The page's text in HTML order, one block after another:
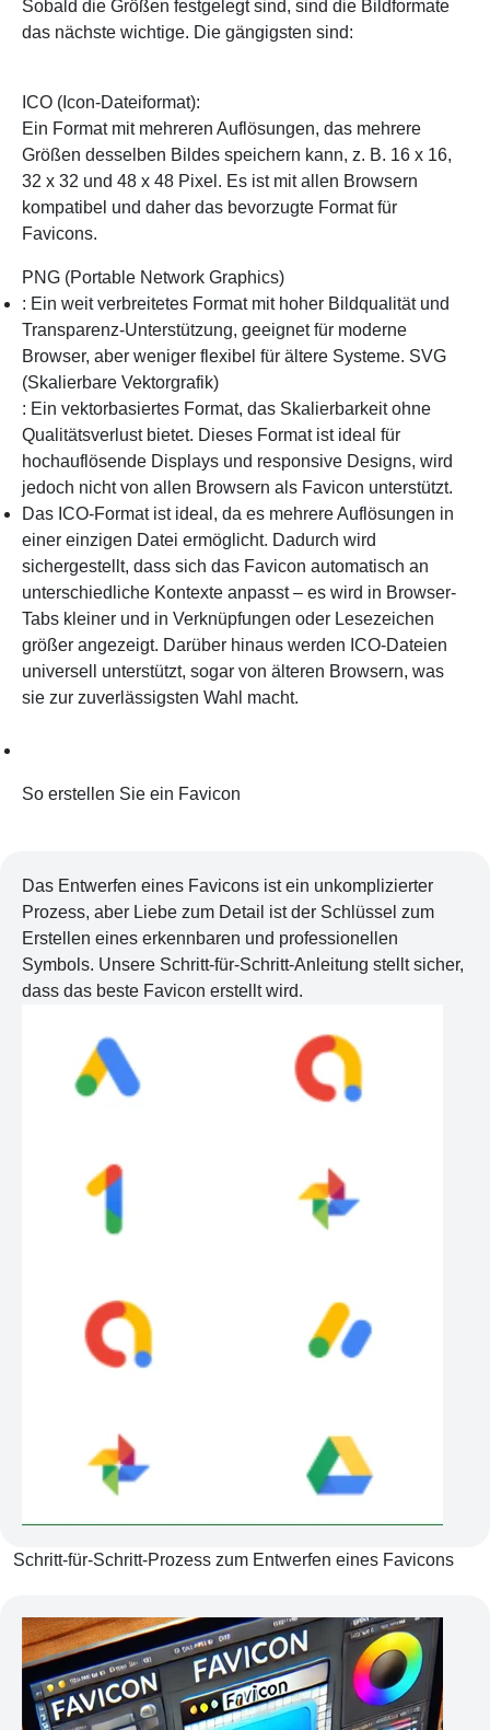
Sobald die Größen festgelegt sind, sind die Bildformate
das nächste wichtige. Die gängigsten sind:
ICO (Icon-Dateiformat):
Ein Format mit mehreren Auflösungen, das mehrere
Größen desselben Bildes speichern kann, z. B. 16 x 16,
32 x 32 und 48 x 48 Pixel. Es ist mit allen Browsern
kompatibel und daher das bevorzugte Format für
Favicons.
PNG (Portable Network Graphics)
: Ein weit verbreitetes Format mit hoher Bildqualität und
Transparenz-Unterstützung, geeignet für moderne
Browser, aber weniger flexibel für ältere Systeme. SVG
(Skalierbare Vektorgrafik)
: Ein vektorbasiertes Format, das Skalierbarkeit ohne
Qualitätsverlust bietet. Dieses Format ist ideal für
hochauflösende Displays und responsive Designs, wird
jedoch nicht von allen Browsern als Favicon unterstützt.
Das ICO-Format ist ideal, da es mehrere Auflösungen in
einer einzigen Datei ermöglicht. Dadurch wird
sichergestellt, dass sich das Favicon automatisch an
unterschiedliche Kontexte anpasst – es wird in Browser-
Tabs kleiner und in Verknüpfungen oder Lesezeichen
größer angezeigt. Darüber hinaus werden ICO-Dateien
universell unterstützt, sogar von älteren Browsern, was
sie zur zuverlässigsten Wahl macht.
So erstellen Sie ein Favicon
Das Entwerfen eines Favicons ist ein unkomplizierter
Prozess, aber Liebe zum Detail ist der Schlüssel zum
Erstellen eines erkennbaren und professionellen
Symbols. Unsere Schritt-für-Schritt-Anleitung stellt sicher,
dass das beste Favicon erstellt wird.
Schritt-für-Schritt-Prozess zum Entwerfen eines Favicons